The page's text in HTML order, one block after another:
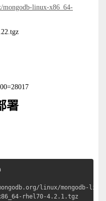
mongodb-linux-x86_64-
署
linux/mongodb-
rhel70-4.2.1.tgz